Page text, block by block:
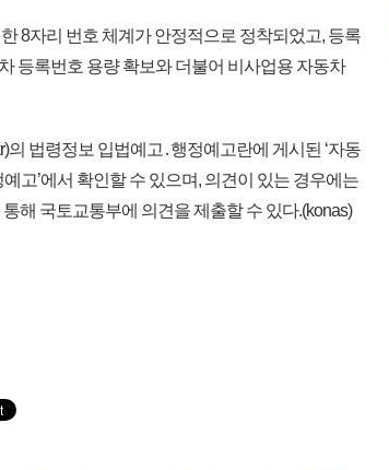
8자리 번호 체계가 안정적으로 정착되었고, 등록
등록번호 용량 확보와 더불어 비사업용 자동차
)의 법령정보 입법예고․행정예고란에 게시된 ‘자동
고’에서 확인할 수 있으며, 의견이 있는 경우에는
해 국토교통부에 의견을 제출할 수 있다.(konas)